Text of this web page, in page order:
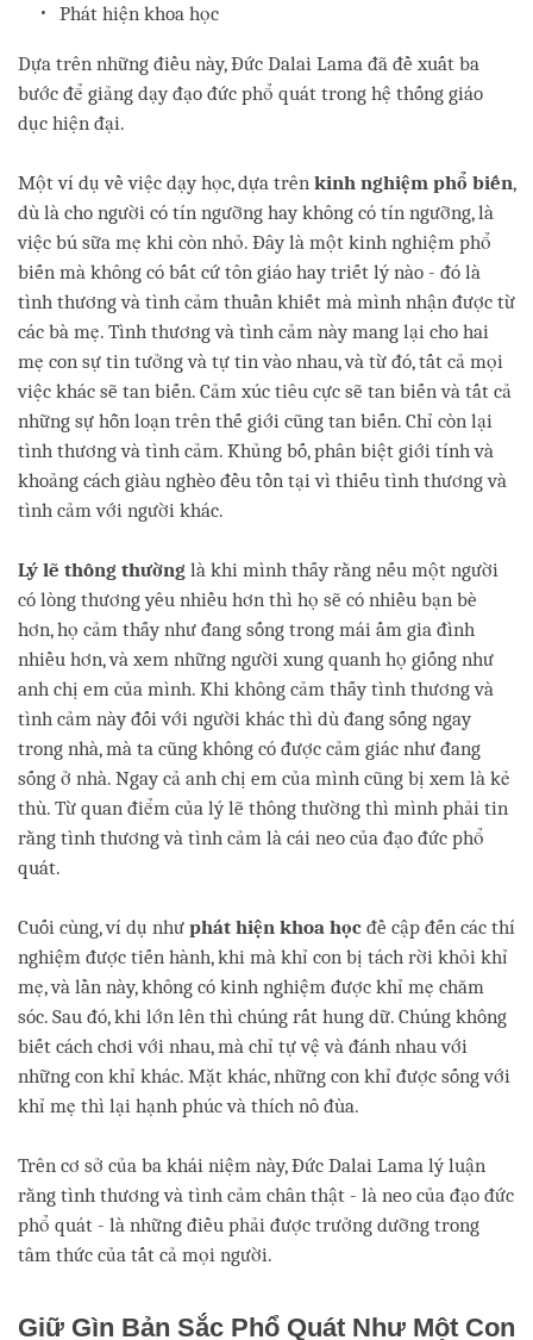
Phát hiện khoa học
Dựa trên những điều này, Đức Dalai Lama đã đề xuất ba
bước để giảng dạy đạo đức phổ quát trong hệ thống giáo
dục hiện đại.
Một ví dụ về việc dạy học, dựa trên kinh nghiệm phổ biến,
dù là cho người có tín ngưỡng hay không có tín ngưỡng, là
việc bú sữa mẹ khi còn nhỏ. Đây là một kinh nghiệm phổ
biến mà không có bất cứ tôn giáo hay triết lý nào - đó là
tình thương và tình cảm thuần khiết mà mình nhận được từ
các bà mẹ. Tình thương và tình cảm này mang lại cho hai
mẹ con sự tin tưởng và tự tin vào nhau, và từ đó, tất cả mọi
việc khác sẽ tan biến. Cảm xúc tiêu cực sẽ tan biến và tất cả
những sự hỗn loạn trên thế giới cũng tan biến. Chỉ còn lại
tình thương và tình cảm. Khủng bố, phân biệt giới tính và
khoảng cách giàu nghèo đều tồn tại vì thiếu tình thương và
tình cảm với người khác.
Lý lẽ thông thường là khi mình thấy rằng nếu một người
có lòng thương yêu nhiều hơn thì họ sẽ có nhiều bạn bè
hơn, họ cảm thấy như đang sống trong mái ấm gia đình
nhiều hơn, và xem những người xung quanh họ giống như
anh chị em của mình. Khi không cảm thấy tình thương và
tình cảm này đối với người khác thì dù đang sống ngay
trong nhà, mà ta cũng không có được cảm giác như đang
sống ở nhà. Ngay cả anh chị em của mình cũng bị xem là kẻ
thù. Từ quan điểm của lý lẽ thông thường thì mình phải tin
rằng tình thương và tình cảm là cái neo của đạo đức phổ
quát.
Cuối cùng, ví dụ như phát hiện khoa học đề cập đến các thí
nghiệm được tiến hành, khi mà khỉ con bị tách rời khỏi khỉ
mẹ, và lần này, không có kinh nghiệm được khỉ mẹ chăm
sóc. Sau đó, khi lớn lên thì chúng rất hung dữ. Chúng không
biết cách chơi với nhau, mà chỉ tự vệ và đánh nhau với
những con khỉ khác. Mặt khác, những con khỉ được sống với
khỉ mẹ thì lại hạnh phúc và thích nô đùa.
Trên cơ sở của ba khái niệm này, Đức Dalai Lama lý luận
rằng tình thương và tình cảm chân thật - là neo của đạo đức
phổ quát - là những điều phải được trưởng dưỡng trong
tâm thức của tất cả mọi người.
Giữ Gìn Bản Sắc Phổ Quát Như Một Con